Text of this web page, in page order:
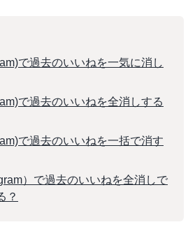
で過去のいいねを一気に消し
で過去のいいねを全消しする
で過去のいいねを一括で消す
）で過去のいいねを全消しで
？